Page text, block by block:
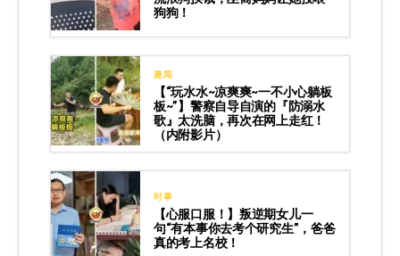
狗狗！
趣闻
【“玩水水~凉爽爽~一不小心躺板
板~”】警察自导自演的『防溺水
歌』太洗脑，再次在网上走红！
（内附影片）
时事
【心服口服！】叛逆期女儿一
句“有本事你去考个研究生”，爸爸
真的考上名校！